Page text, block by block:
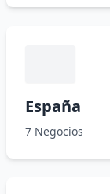
España
7 Negocios